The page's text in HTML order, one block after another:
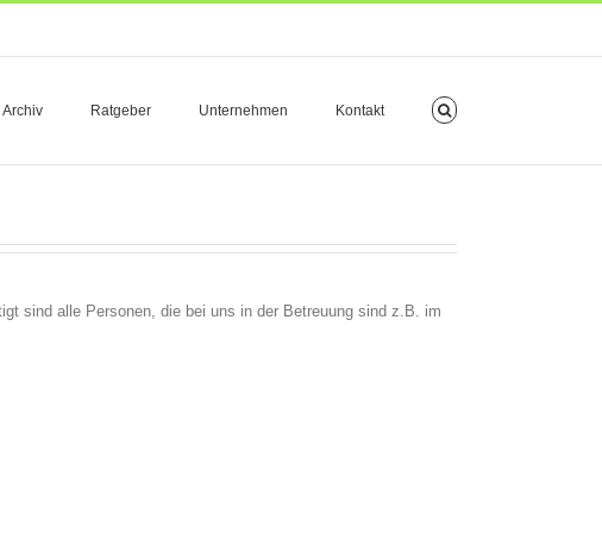
Archiv Ratgeber Unternehmen Kontakt
sind alle Personen, die bei uns in der Betreuung sind z.B. im